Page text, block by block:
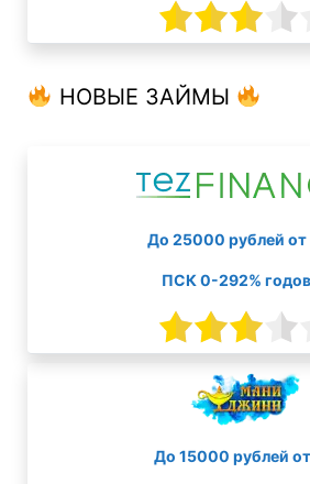
НОВЫЕ ЗАЙМЫ
До 25000 рублей
ПСК 0-292%
До 15000 рублей